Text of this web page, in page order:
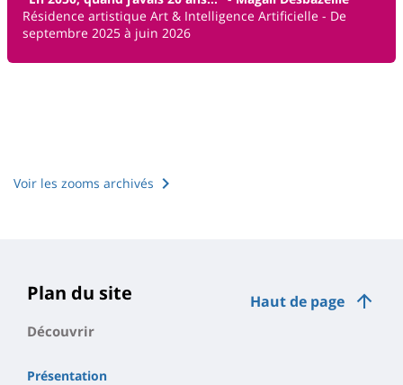
Résidence artistique Art & Intelligence Artificielle - De
septembre 2025 à juin 2026
Voir les zooms archivés
Haut de page
Plan du site
Découvrir
Présentation